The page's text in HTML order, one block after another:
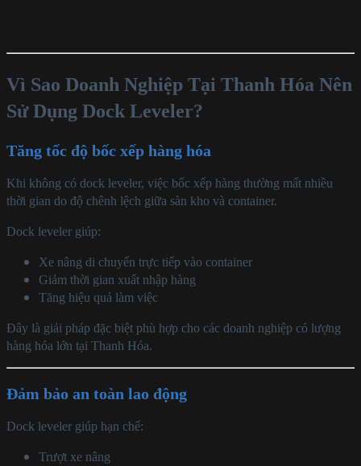
Vì Sao Doanh Nghiệp Tại Thanh Hóa Nên
Sử Dụng Dock Leveler?
Tăng tốc độ bốc xếp hàng hóa
Khi không có dock leveler, việc bốc xếp hàng thường mất nhiều
thời gian do độ chênh lệch giữa sàn kho và container.
Dock leveler giúp:
Xe nâng di chuyển trực tiếp vào container
Giảm thời gian xuất nhập hàng
Tăng hiệu quả làm việc
Đây là giải pháp đặc biệt phù hợp cho các doanh nghiệp có lượng
hàng hóa lớn tại Thanh Hóa.
Đảm bảo an toàn lao động
Dock leveler giúp hạn chế:
Trượt xe nâng